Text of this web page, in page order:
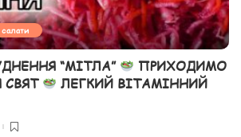
“МІТЛА”
ПРИХОДИМО
СВЯТ
ЛЕГКИЙ ВІТАМІННИЙ